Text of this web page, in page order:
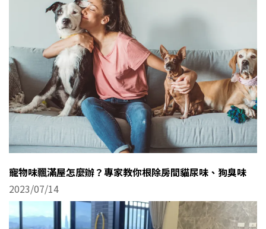
寵物味飄滿屋怎麼辦？專家教你根除房間貓尿味、狗臭味
2023/07/14